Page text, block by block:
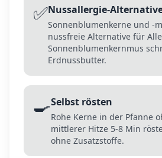
✅Nussallergie-
Sonnenblumenkerne und -
nussfreie Alternative für
Sonnenblumenkernmus
Erdnussbutter.
🍳Selbst rösten
Rohe Kerne in der Pfanne
mittlerer Hitze 5-8 Min
ohne Zusatzstoffe.